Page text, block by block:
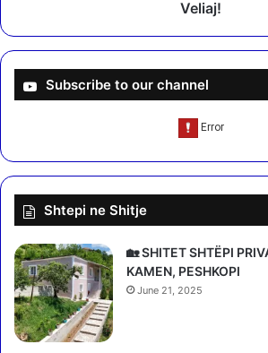
e
h
e
e
C
o
v
i
d
Veliaj!
Subscribe to our channel
Shtepi ne Shitje
🏡 SHITET SHTËPI
KAMEN, PESHKOPI
June 21, 2025